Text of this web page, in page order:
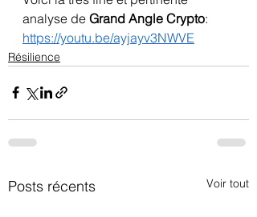
analyse de Grand Angle Crypto:
https://youtu.be/ayjayv3NWVE
Résilience
Posts récents Voir tout